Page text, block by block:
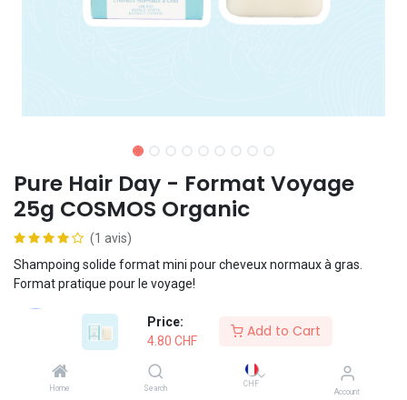
Price:
4.80 CHF
Add to Cart
Home Search
CHF
Account
Pure Hair Day - Format Voyage
25g COSMOS Organic
(1 avis)
Shampoing solide format mini pour cheveux normaux à gras.
Format pratique pour le voyage!
Formule vegan
Convient à l'usage fréquent